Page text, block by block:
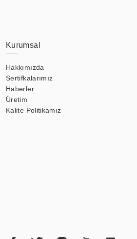
Kurumsal
Hakkımızda
Sertifkalarımız
Haberler
Üretim
Kalite Politikamız